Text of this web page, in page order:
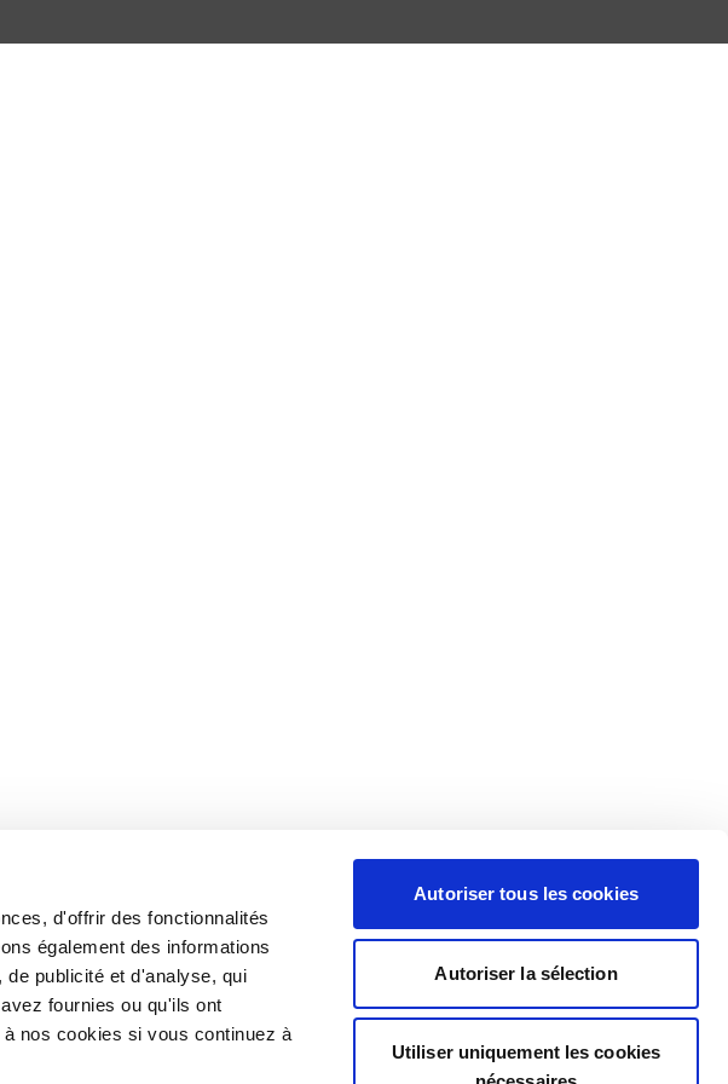
d'offrir des fonctionnalités
également des informations
publicité et d'analyse, qui
fournies ou qu'ils ont
nos cookies si vous continuez à
Autoriser tous les cookies
Autoriser la sélection
Utiliser uniquement les cookies